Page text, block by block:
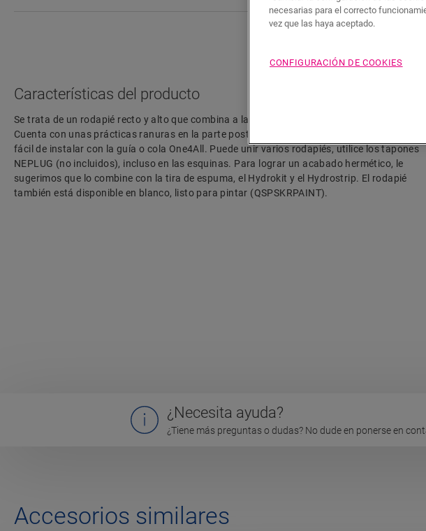
Acceso
Características del producto
Se trata de un rodapié recto y alto que combina a la perfección con el color de su suelo.
Cuenta con unas prácticas ranuras en la parte posterior para alojar los cables. El rodapié
fácil de instalar con la guía o cola One4All. Puede unir varios rodapiés, utilice los tapones
NEPLUG (no incluidos), incluso en las esquinas. Para lograr un acabado hermético, le
sugerimos que lo combine con la tira de espuma, el Hydrokit y el Hydrostrip. El rodapié
también está disponible en blanco, listo para pintar (QSPSKRPAINT).
¿Necesita ayuda?
¿Tiene más preguntas o dudas? No dude en ponerse en
Accesorios similares
necesarias para el correcto
vez que las haya aceptado.
CONFIGURACIÓN DE COOKIES